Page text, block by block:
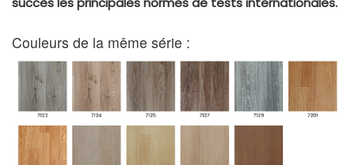
Couleurs de la même série :